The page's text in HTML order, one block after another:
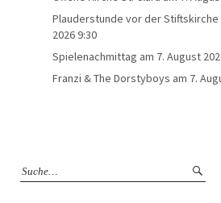
Plauderstunde vor der Stiftskirche
2026 9:30
Spielenachmittag am 7. August
Franzi & The Dorstyboys am 7.